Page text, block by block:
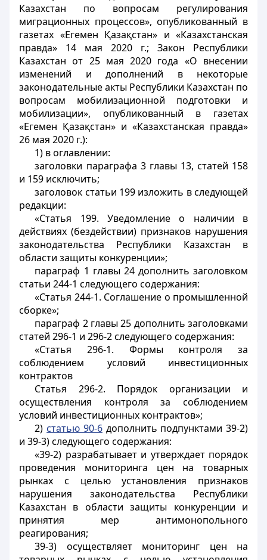
Казахстан по вопросам регулирования
миграционных процессов», опубликованный в
газетах «Егемен Қазақстан» и «Казахстанская
правда» 14 мая 2020 г.; Закон Республики
Казахстан от 25 мая 2020 года «О внесении
изменений и дополнений в некоторые
законодательные акты Республики Казахстан по
вопросам мобилизационной подготовки и
мобилизации», опубликованный в газетах
«Егемен Қазақстан» и «Казахстанская правда»
26 мая 2020 г.):
1) в оглавлении:
заголовки параграфа 3 главы 13, статей 158
и 159 исключить;
заголовок статьи 199 изложить в следующей
редакции:
«Статья 199. Уведомление о наличии в
действиях (бездействии) признаков нарушения
законодательства Республики Казахстан в
области защиты конкуренции»;
параграф 1 главы 24 дополнить заголовком
статьи 244-1 следующего содержания:
«Статья 244-1. Соглашение о промышленной
сборке»;
параграф 2 главы 25 дополнить заголовками
статей 296-1 и 296-2 следующего содержания:
«Статья 296-1. Формы контроля за
соблюдением условий инвестиционных
контрактов
Статья 296-2. Порядок организации и
осуществления контроля за соблюдением
условий инвестиционных контрактов»;
2) статью 90-6дополнить подпунктами 39-2)
и 39-3) следующего содержания:
«39-2) разрабатывает и утверждает порядок
проведения мониторинга цен на товарных
рынках с целью установления признаков
нарушения законодательства Республики
Казахстан в области защиты конкуренции и
принятия мер антимонопольного
реагирования;
39-3) осуществляет мониторинг цен на